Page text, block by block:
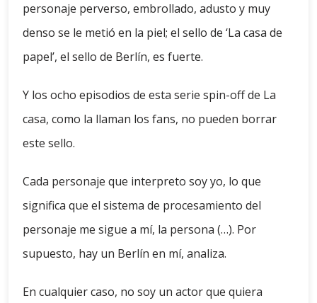
personaje perverso, embrollado, adusto y muy
denso se le metió en la piel; el sello de ‘La casa de
papel’, el sello de Berlín, es fuerte.
Y los ocho episodios de esta serie spin-off de La
casa, como la llaman los fans, no pueden borrar
este sello.
Cada personaje que interpreto soy yo, lo que
significa que el sistema de procesamiento del
personaje me sigue a mí, la persona (…). Por
supuesto, hay un Berlín en mí, analiza.
En cualquier caso, no soy un actor que quiera